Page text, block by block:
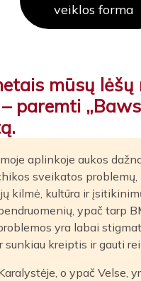
veiklos forma
mūsų lėšų
paremti
aplinkoje aukos
sveikatos problemų,
kilmė, kultūra ir
ypač tarp
yra labai
sunkiau kreiptis ir gauti
o ypač Velse,